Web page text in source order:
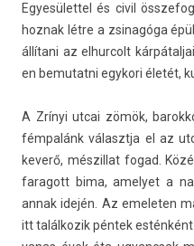
Egyesület­tel és civil
hoz­nak létre a zsinagóga
állítani az el­hurcolt
en be­mutat­ni egykori életét,
A Zrínyi utcai zömök,
fémpalánk választja el az
kev­erő, més­zillat fogad.
faragott bima, amelyet a
annak idején. Az em­elet­en
itt talál­kozik péntek